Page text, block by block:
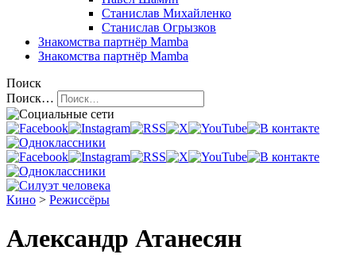
Станислав Михайленко
Станислав Огрызков
Знакомства партнёр Mamba
Знакомства партнёр Mamba
Поиск
Поиск…
Кино > Режиссёры
Александр Атанесян